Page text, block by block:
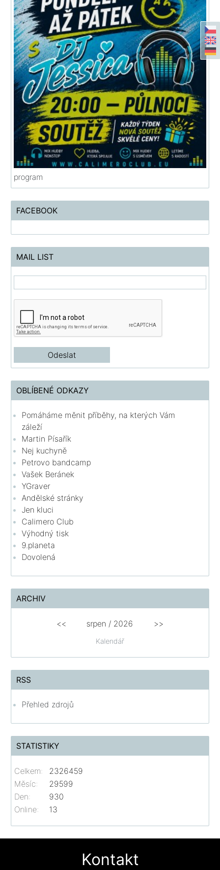
program
FACEBOOK
MAIL LIST
OBLÍBENÉ ODKAZY
Pomáháme měnit příběhy, na kterých Vám
záleží
Martin Písařík
Nej kuchyně
Petrovo bandcamp
Vašek Beránek
YGraver
Andělské stránky
Jen kluci
Calimero Club
Výhodný tisk
9.planeta
Dovolená
ARCHIV
Kalendář
<< srpen / 2026 >>
RSS
Přehled zdrojů
STATISTIKY
Online: 13
Celkem:
2326459
Měsíc:
29599
Den:
930
Kontakt